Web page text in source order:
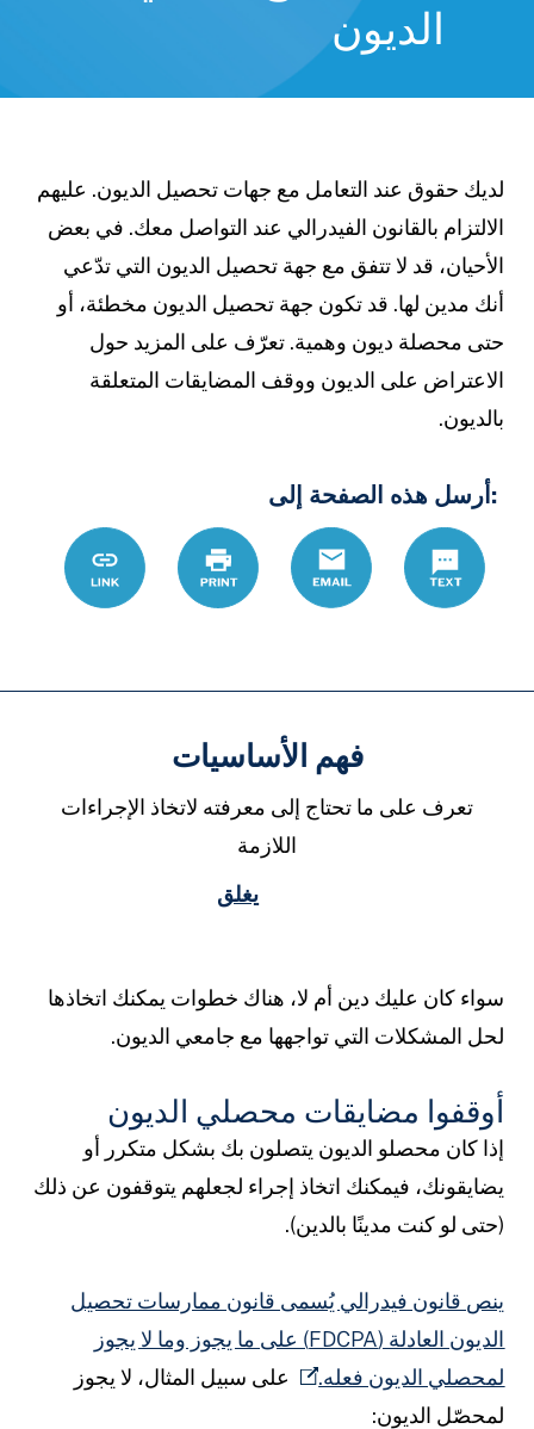
الديون
لديك حقوق عند التعامل مع جهات تحصيل الديون. عليهم
الالتزام بالقانون الفيدرالي عند التواصل معك. في بعض
الأحيان، قد لا تتفق مع جهة تحصيل الديون التي تدّعي
أنك مدين لها. قد تكون جهة تحصيل الديون مخطئة، أو
حتى محصلة ديون وهمية. تعرّف على المزيد حول
الاعتراض على الديون ووقف المضايقات المتعلقة
بالديون.
:أرسل هذه الصفحة إلى
Text
Email
Print
Link
فهم الأساسيات
تعرف على ما تحتاج إلى معرفته لاتخاذ الإجراءات
اللازمة
يغلق
سواء كان عليك دين أم لا، هناك خطوات يمكنك اتخاذها
لحل المشكلات التي تواجهها مع جامعي الديون.
أوقفوا مضايقات محصلي الديون
إذا كان محصلو الديون يتصلون بك بشكل متكرر أو
يضايقونك، فيمكنك اتخاذ إجراء لجعلهم يتوقفون عن ذلك
(حتى لو كنت مدينًا بالدين).
ينص قانون فيدرالي يُسمى قانون ممارسات تحصيل
الديون العادلة (FDCPA) على ما يجوز وما لا يجوز
لمحصلي الديون فعله.
على سبيل المثال، لا يجوز
لمحصّل الديون: